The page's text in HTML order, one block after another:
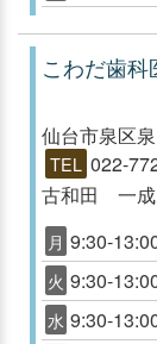
こわだ歯科
仙台市泉区
TEL 022-
古和田 一成
月 9:30-
火 9:30-
水 9:30-